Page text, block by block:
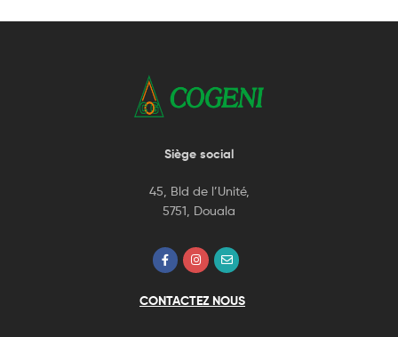
Siège social
45, Bld de l’Unité,
5751, Douala
CONTACTEZ NOUS